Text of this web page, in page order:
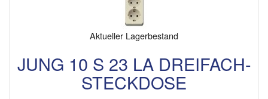
Aktueller Lagerbestand
JUNG 10 S 23 LA DREIFACH-
STECKDOSE